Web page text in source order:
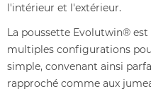
l'intérieur et l'extérieur.
La poussette Evolutwin®
multiples configurations
simple, convenant ainsi
rapproché comme aux